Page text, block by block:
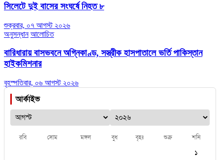
সিলেটে দুই বাসের সংঘর্ষে নিহত ৮
শুক্রবার, ০৭ আগস্ট ২০২৬
অনুসন্ধান আলোচিত
বারিধারায় বাসভবনে অগ্নিকাণ্ড, সস্ত্রীক হাসপাতালে ভর্তি পাকিস্তান
হাইকমিশনার
বৃহস্পতিবার, ০৬ আগস্ট ২০২৬
আর্কাইভ
রবি সোম মঙ্গল বুধ বৃহঃ শুক্র শনি
১